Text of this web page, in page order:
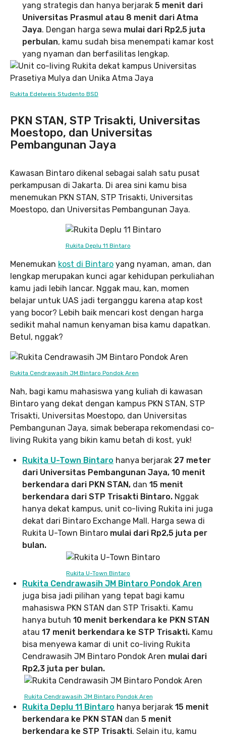
yang strategis dan hanya berjarak 5 menit dari
Universitas Prasmul atau 8 menit dari Atma
Jaya. Dengan harga sewa mulai dari Rp2,5 juta
perbulan, kamu sudah bisa menempati kamar kost
yang nyaman dan berfasilitas lengkap.
Rukita Edelweis Studento BSD
PKN STAN, STP Trisakti, Universitas
Moestopo, dan Universitas
Pembangunan Jaya
Kawasan Bintaro dikenal sebagai salah satu pusat
perkampusan di Jakarta. Di area sini kamu bisa
menemukan PKN STAN, STP Trisakti, Universitas
Moestopo, dan Universitas Pembangunan Jaya.
Rukita Deplu 11 Bintaro
Menemukan kost di Bintaro yang nyaman, aman, dan
lengkap merupakan kunci agar kehidupan perkuliahan
kamu jadi lebih lancar. Nggak mau, kan, momen
belajar untuk UAS jadi terganggu karena atap kost
yang bocor? Lebih baik mencari kost dengan harga
sedikit mahal namun kenyaman bisa kamu dapatkan.
Betul, nggak?
Rukita Cendrawasih JM Bintaro Pondok Aren
Nah, bagi kamu mahasiswa yang kuliah di kawasan
Bintaro yang dekat dengan kampus PKN STAN, STP
Trisakti, Universitas Moestopo, dan Universitas
Pembangunan Jaya, simak beberapa rekomendasi co-
living Rukita yang bikin kamu betah di kost, yuk!
Rukita U-Town Bintaro hanya berjarak 27 meter
dari Universitas Pembangunan Jaya, 10 menit
berkendara dari PKN STAN, dan 15 menit
berkendara dari STP Trisakti Bintaro. Nggak
hanya dekat kampus, unit co-living Rukita ini juga
dekat dari Bintaro Exchange Mall. Harga sewa di
Rukita U-Town Bintaro mulai dari Rp2,5 juta per
bulan.
Rukita U-Town Bintaro
Rukita Cendrawasih JM Bintaro Pondok Aren
juga bisa jadi pilihan yang tepat bagi kamu
mahasiswa PKN STAN dan STP Trisakti. Kamu
hanya butuh 10 menit berkendara ke PKN STAN
atau 17 menit berkendara ke STP Trisakti. Kamu
bisa menyewa kamar di unit co-living Rukita
Cendrawasih JM Bintaro Pondok Aren mulai dari
Rp2,3 juta per bulan.
Rukita Cendrawasih JM Bintaro Pondok Aren
Rukita Deplu 11 Bintaro hanya berjarak 15 menit
berkendara ke PKN STAN dan 5 menit
berkendara ke STP Trisakti. Selain itu, kamu